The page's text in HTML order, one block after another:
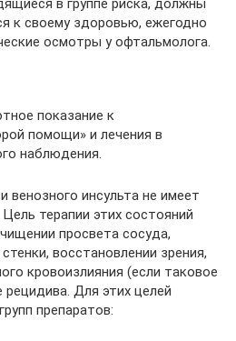
в группе риска, должны
к своему здоровью, ежегодно
осмотры у офтальмолога.
показание к
помощи» и лечения в
наблюдения.
венозного инсульта не имеет
терапии этих состояний
просвета сосуда,
восстановлении зрения,
кровоизлияния (если таковое
Для этих целей
препаратов: